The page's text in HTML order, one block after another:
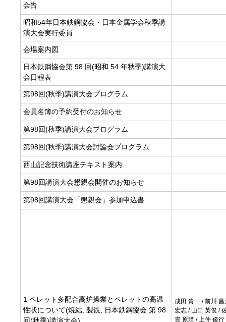
会告
昭和54年日本鉄鋼協会・日本金属学会秋季講
演大会実行委員
会場案内図
日本鉄鋼協会第 98 回(昭和 54 年秋季)講演大
会日程表
第98回(秋季)講演大会プログラム
会員名簿の予約受付のお知らせ
第98回(秋季)講演大会プログラム
第98回(秋季)講演大会討論会プログラム
西山記念技術講座テキスト案内
第98回講演大会懇親会開催のお知らせ
第98回講演大会「懇親会」参加申込書
1 ペレット多配合高炉操業とペレットの高温
性状について(焼結, 製銑, 日本鉄鋼協会 第 98
成田 貴一 / 前川
宏志 / 山口 英俊 /
貴 原璋 / 上仲 俊行